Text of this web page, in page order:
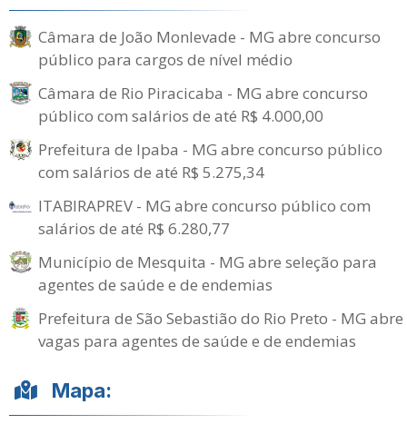
Câmara de João Monlevade - MG abre concurso
público para cargos de nível médio
Câmara de Rio Piracicaba - MG abre concurso
público com salários de até R$ 4.000,00
Prefeitura de Ipaba - MG abre concurso público
com salários de até R$ 5.275,34
ITABIRAPREV - MG abre concurso público com
salários de até R$ 6.280,77
Município de Mesquita - MG abre seleção para
agentes de saúde e de endemias
Prefeitura de São Sebastião do Rio Preto - MG abre
vagas para agentes de saúde e de endemias
Mapa: